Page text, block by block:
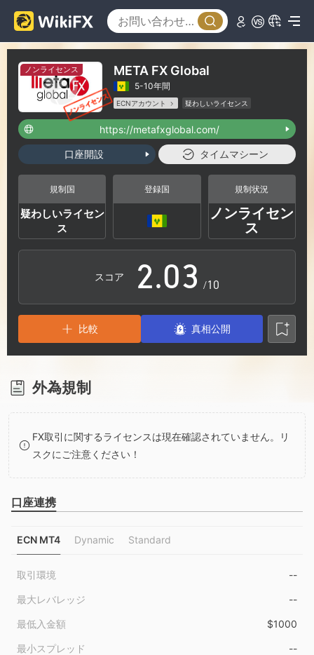
ノンライセンス META FX Global
5-10年間
ECNアカウント
疑わしいライセンス
疑わしい事業範囲
ハイリスクレベル
https://metafxglobal.com/
口座開設 タイムマシーン
規制国
疑わしいライセン
ス
登録国 規制状況
ノンライセン
ス
スコア
0
1
2
3
4
6
7
8
.0
1
2
4
5
6
0
1
2
3
4
5
7
8
9
/10
比較 真相公開
外為規制
FX取引に関するライセンスは現在確認されていません。リ
スクにご注意ください！
口座連携
ECN MT4 Dynamic Standard
取引環境 --
最大レバレッジ --
最低入金額 $1000
最小スプレッド --